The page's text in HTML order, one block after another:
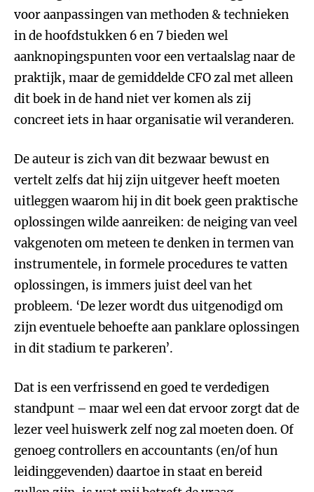
voor aanpassingen van methoden & technieken
in de hoofdstukken 6 en 7 bieden wel
aanknopingspunten voor een vertaalslag naar de
praktijk, maar de gemiddelde CFO zal met alleen
dit boek in de hand niet ver komen als zij
concreet iets in haar organisatie wil veranderen.
De auteur is zich van dit bezwaar bewust en
vertelt zelfs dat hij zijn uitgever heeft moeten
uitleggen waarom hij in dit boek geen praktische
oplossingen wilde aanreiken: de neiging van veel
vakgenoten om meteen te denken in termen van
instrumentele, in formele procedures te vatten
oplossingen, is immers juist deel van het
probleem. ‘De lezer wordt dus uitgenodigd om
zijn eventuele behoefte aan panklare oplossingen
in dit stadium te parkeren’.
Dat is een verfrissend en goed te verdedigen
standpunt – maar wel een dat ervoor zorgt dat de
lezer veel huiswerk zelf nog zal moeten doen. Of
genoeg controllers en accountants (en/of hun
leidinggevenden) daartoe in staat en bereid